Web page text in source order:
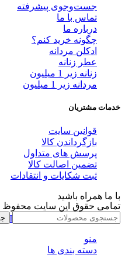
جست‌وجوی پیشرفته
تماس با ما
درباره ما
چگونه خرید کنم؟
ادکلن مردانه
عطر زنانه
زنانه زیر 1 میلیون
مردانه زیر 1 میلیون
خدمات مشتریان
قوانین سایت
بازگرداندن کالا
پرسش های متداول
تضمین اصالت کالا
ثبت شکایات و انتقادات
با ما همراه باشید
Telegram Whatsapp Instagram
تمامی حقوق این سایت محفوظ
منو
دسته بندی ها